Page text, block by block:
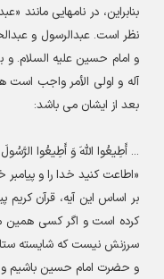
بنابراين، در نام‏هايى مانند
نظر است.عبدالرسول و
و امام حسين عليه السلام. و
آله و اولى‏ الأمر واجب است
بعد از ايشان مى ‏باشد:
...أَطِيعُوا اللَّهَ وَ أَطِيعُوا الرَّسُولَ
اطاعت كنيد خدا را و پيامبر
بر اساس اين آيه، قرآن كريم
كرده است و اگر كسى همين
سرزنش نيست كه شايسته
و حضرت امام حسين باشيم و